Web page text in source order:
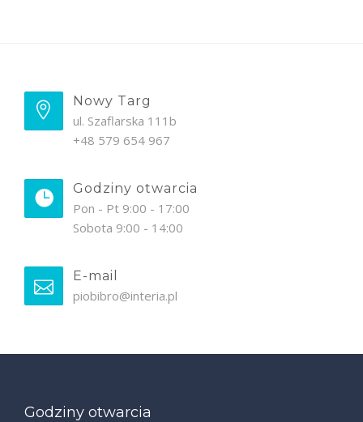
Nowy Targ
ul. Szaflarska 111b
+48 579 654 967
Godziny otwarcia
Pon - Pt 9:00 - 17:00
Sobota 9:00 - 14:00
E-mail
piobibro@interia.pl
Godziny otwarcia